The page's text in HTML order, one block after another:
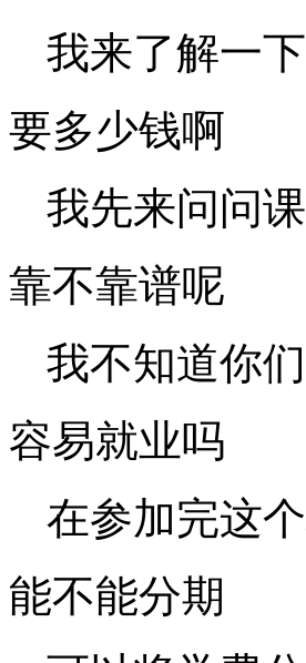
我来了解一
要多少钱啊
我先来问问
靠不靠谱呢
我不知道你
容易就业吗
在参加完这
能不能分期